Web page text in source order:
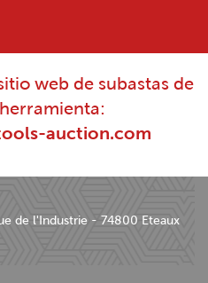
web de subastas de
auction.com
de l'Industrie - 74800 Eteaux